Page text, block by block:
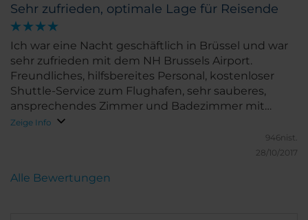
Sehr zufrieden, optimale Lage für Reisende
Ich war eine Nacht geschäftlich in Brüssel und war
sehr zufrieden mit dem NH Brussels Airport.
Freundliches, hilfsbereites Personal, kostenloser
Shuttle-Service zum Flughafen, sehr sauberes,
ansprechendes Zimmer und Badezimmer mit
Wanne und Dusche. Parkmöglichkeiten sind o.k.
Die Lage direkt am Bahnhof ist ein weiteres Plus.
Kostenloses WLAN ist vorhanden. Manko: Das
den Preis nur Standard, so finde ich.
Zeige Info
946nist.
28/10/2017
Alle Bewertungen